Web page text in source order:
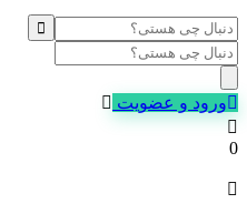
Products
search
ورود و عضویت
0